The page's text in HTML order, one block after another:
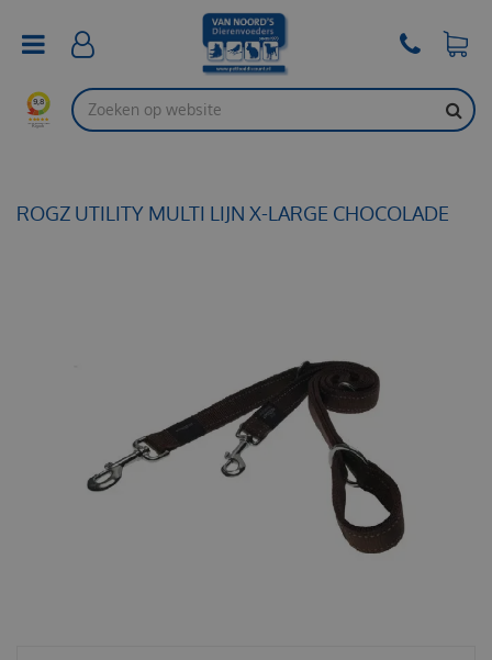
ROGZ UTILITY MULTI LIJN X-LARGE CHOCOLADE